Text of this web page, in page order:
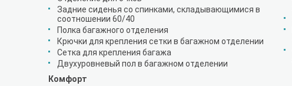
Задние сиденья со спинками, складывающимися в
соотношении 60/40
Полка багажного отделения
Крючки для крепления сетки в багажном отделении
Сетка для крепления багажа
Двухуровневый пол в багажном отделении
Комфорт